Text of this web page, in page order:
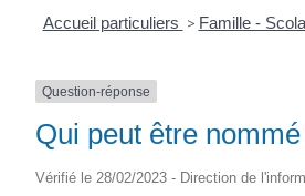
Accueil particuliers > Famille -
Question-réponse
Qui peut être
Vérifié le 28/02/2023 - Direction de